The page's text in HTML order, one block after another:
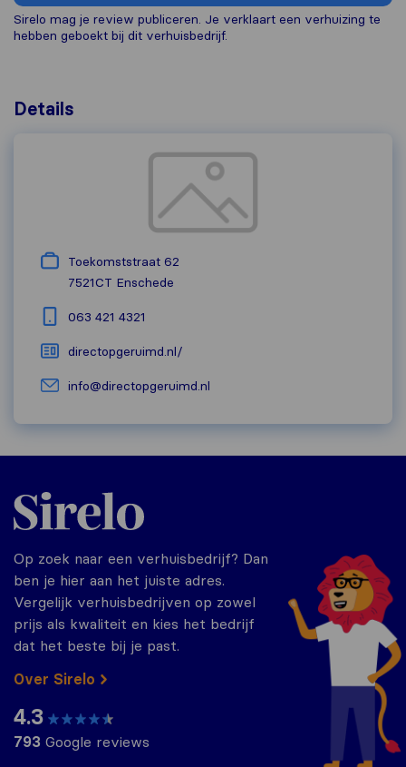
Sirelo mag je review publiceren. Je verklaart een verhuizing te
hebben geboekt bij dit verhuisbedrijf.
Details
Toekomststraat 62
7521CT Enschede
063 421 4321
directopgeruimd.nl/
info@directopgeruimd.nl
Sirelo.nl
Op zoek naar een verhuisbedrijf? Dan
ben je hier aan het juiste adres.
Vergelijk verhuisbedrijven op zowel
prijs als kwaliteit en kies het bedrijf
dat het beste bij je past.
Over Sirelo
4.3
793 Google reviews